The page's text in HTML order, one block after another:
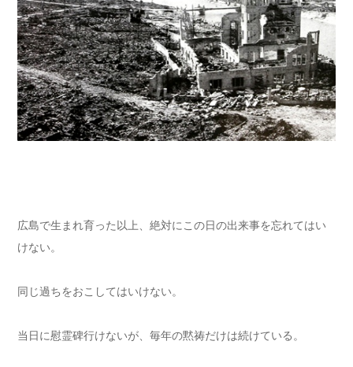
広島で生まれ育った以上、絶対にこの日の出来事を忘れてはい
けない。
同じ過ちをおこしてはいけない。
当日に慰霊碑行けないが、毎年の黙祷だけは続けている。